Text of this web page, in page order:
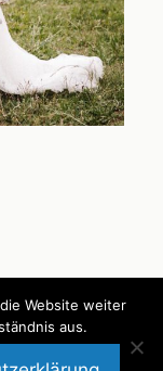
Website weiter
aus.